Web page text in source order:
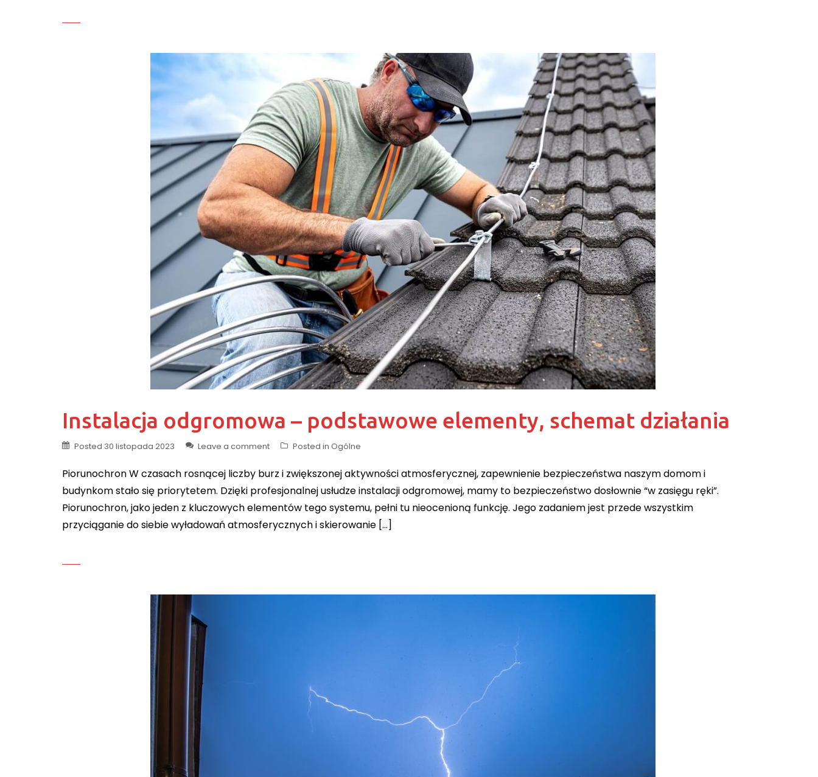
Instalacja odgromowa – podstawowe elementy, schemat działania
Posted 30 listopada 2023 Leave a comment Posted in Ogólne
Piorunochron W czasach rosnącej liczby burz i zwiększonej aktywności atmosferycznej, zapewnienie bezpieczeństwa naszym domom i
budynkom stało się priorytetem. Dzięki profesjonalnej usłudze instalacji odgromowej, mamy to bezpieczeństwo dosłownie “w zasięgu ręki”.
Piorunochron, jako jeden z kluczowych elementów tego systemu, pełni tu nieocenioną funkcję. Jego zadaniem jest przede wszystkim
przyciąganie do siebie wyładowań atmosferycznych i skierowanie […]